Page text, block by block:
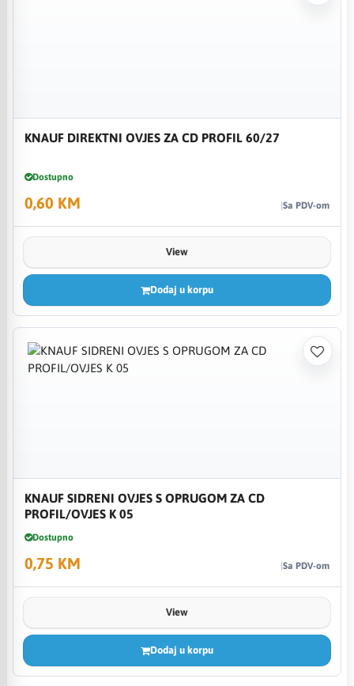
KNAUF DIREKTNI OVJES ZA CD PROFIL 60/27
Dostupno
0,60 KM Sa PDV-om
View
Dodaj u korpu
KNAUF SIDRENI OVJES S OPRUGOM ZA CD
PROFIL/OVJES K 05
Dostupno
0,75 KM Sa PDV-om
View
Dodaj u korpu